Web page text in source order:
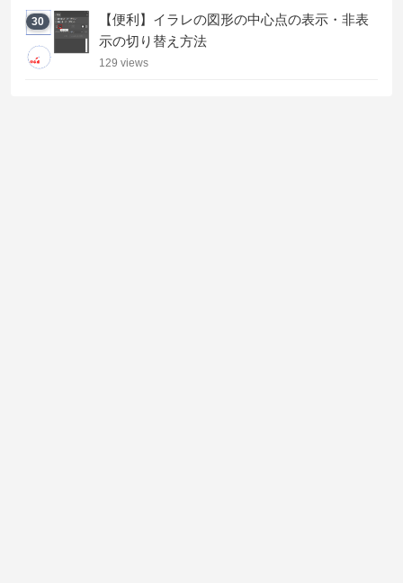
30
【便利】イラレの図形の中心点の表示・非表
示の切り替え方法
129 views